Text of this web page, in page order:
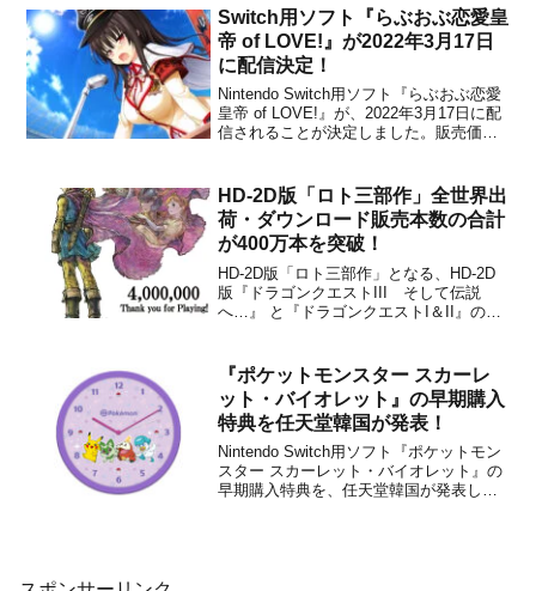
力を発信していく「ポケモンローカル
Acts （アクツ）」がコラボした商品で
す。「るるぶ...
Switch用ソフト『らぶおぶ恋愛皇
帝 of LOVE!』が2022年3月17日
に配信決定！
Nintendo Switch用ソフト『らぶおぶ恋愛
皇帝 of LOVE!』が、2022年3月17日に配
信されることが決定しました。販売価格
の3,243円(税込)で購入することができま
す。...
HD-2D版「ロト三部作」全世界出
荷・ダウンロード販売本数の合計
が400万本を突破！
HD-2D版「ロト三部作」となる、HD-2D
版『ドラゴンクエストIII そして伝説
へ…』 と『ドラゴンクエストI＆II』の全
27日にスクウェア・エニックスが発表し
ました。／ HD-2D版 #ロト三部作...
『ポケットモンスター スカーレ
ット・バイオレット』の早期購入
特典を任天堂韓国が発表！
Nintendo Switch用ソフト『ポケットモン
スター スカーレット・バイオレット』の
早期購入特典を、任天堂韓国が発表しま